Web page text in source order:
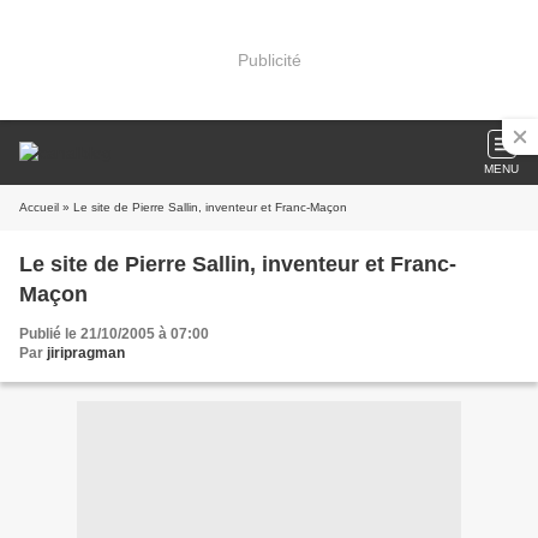
Publicité
MENU
Accueil » Le site de Pierre Sallin, inventeur et Franc-Maçon
Le site de Pierre Sallin, inventeur et Franc-
Maçon
Publié le 21/10/2005 à 07:00
Par jiripragman